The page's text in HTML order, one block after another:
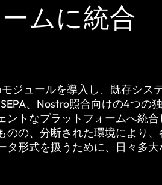
ムに統合
ジュールを導入し、既存シス
、Nostro照合向けの4つの
ントなプラットフォームへ統
のの、分断された環境により
タ形式を扱うために、日々多大